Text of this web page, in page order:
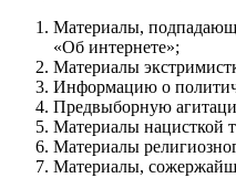
Материалы,
«Об интернете»;
Материалы
Информацию о
Предвыборную
Материалы нацисткой
Материалы
Материалы,